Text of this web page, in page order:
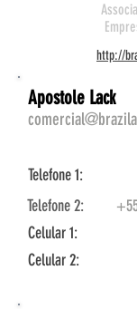
http://
Apostole Lack
Telefone 1:
Telefone 2:
Celular 1:
Celular 2: